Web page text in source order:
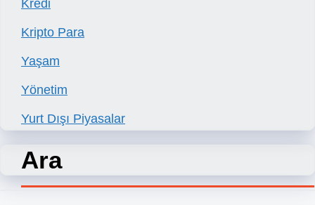
Kredi
Kripto Para
Yaşam
Yönetim
Yurt Dışı Piyasalar
Ara